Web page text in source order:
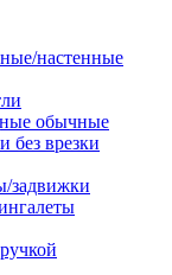
настенные
обычные
без врезки
задвижки